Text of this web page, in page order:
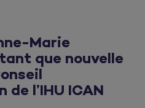
Marie
que nouvelle
l’IHU ICAN